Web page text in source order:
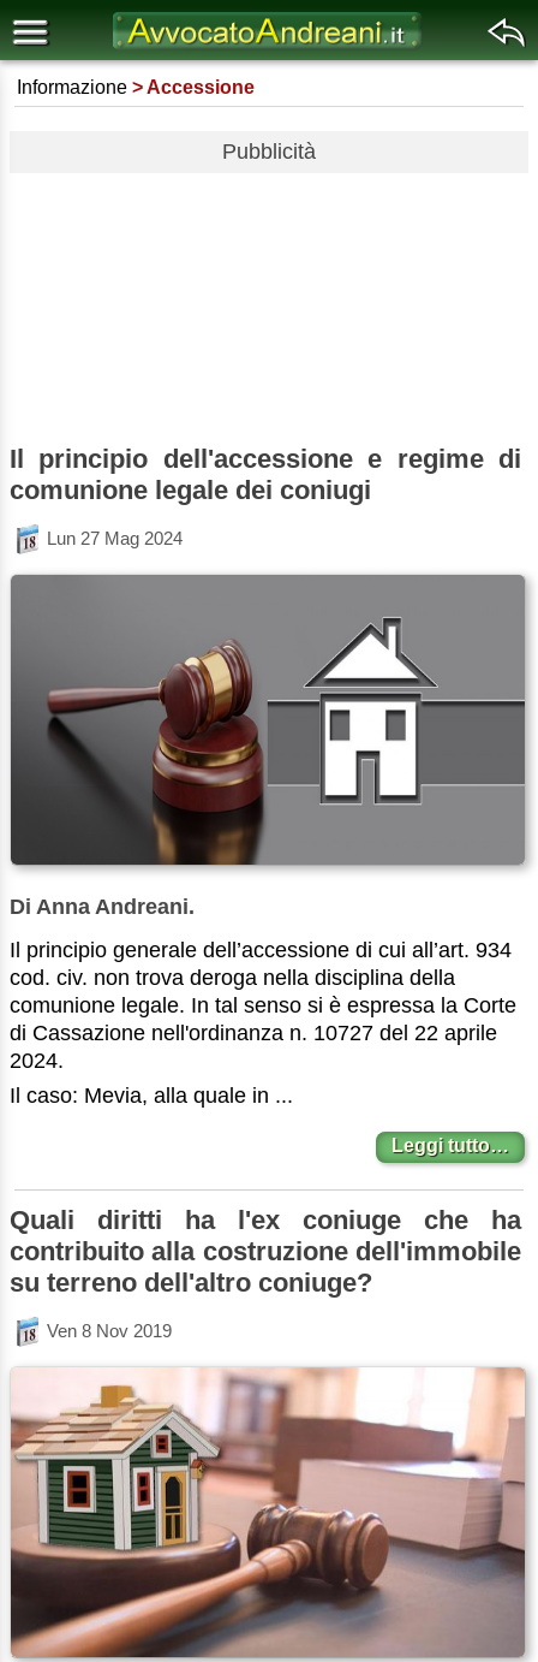
Informazione Accessione
Pubblicità
Il principio dell'accessione e regime di
comunione legale dei coniugi
Lun 27 Mag 2024
Di Anna Andreani.
Il principio generale dell’accessione di cui all’art. 934
cod. civ. non trova deroga nella disciplina della
comunione legale. In tal senso si è espressa la Corte
di Cassazione nell'ordinanza n. 10727 del 22 aprile
2024.
Il caso: Mevia, alla quale in ...
Leggi tutto…
Quali diritti ha l'ex coniuge che ha
contribuito alla costruzione dell'immobile
su terreno dell'altro coniuge?
Ven 8 Nov 2019